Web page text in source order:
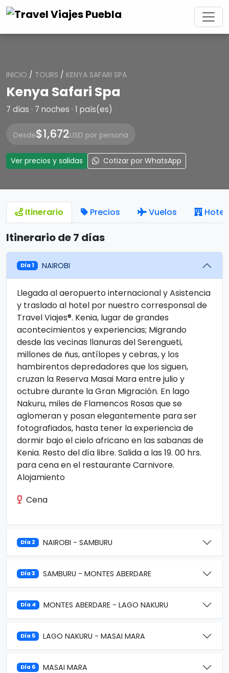
INICIO / TOURS / KENYA SAFARI SPA
Kenya Safari Spa
7 días · 7 noches · 1 país(es)
Desde$1,672USD por persona
Ver precios y salidas Cotizar por WhatsApp
Itinerario Precios Vuelos
Itinerario de 7 días
Día 1 NAIROBI
Llegada al aeropuerto internacional y Asistencia
y traslado al hotel por nuestro corresponsal de
Travel Viajes®. Kenia, lugar de grandes
acontecimientos y experiencias; Migrando
desde las vecinas llanuras del Serengueti,
millones de ñus, antílopes y cebras, y los
hambirentos depredadores que los siguen,
cruzan la Reserva Masai Mara entre julio y
octubre durante la Gran Migración. En lago
Nakuru, miles de Flamencos Rosas que se
aglomeran y posan elegantemente para ser
fotografiados, hasta tener la experiencia de
dormir bajo el cielo africano en las sabanas de
Kenia. Resto del día libre. Salida a las 19. 00 hrs.
para cena en el restaurante Carnivore.
Alojamiento
Cena
Día 2 NAIROBI - SAMBURU
Día 3 SAMBURU - MONTES ABERDARE
Día 4 MONTES ABERDARE - LAGO NAKURU
Día 5 LAGO NAKURU - MASAI MARA
Día 6 MASAI MARA